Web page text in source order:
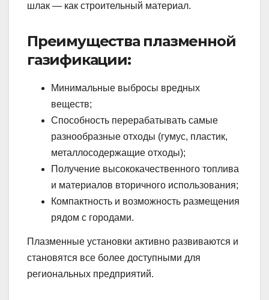
шлак — как строительный материал.
Преимущества плазменной
газификации:
Минимальные выбросы вредных
веществ;
Способность перерабатывать самые
разнообразные отходы (гумус, пластик,
металлосодержащие отходы);
Получение высококачественного топлива
и материалов вторичного использования;
Компактность и возможность размещения
рядом с городами.
Плазменные установки активно развиваются и
становятся все более доступными для
региональных предприятий.